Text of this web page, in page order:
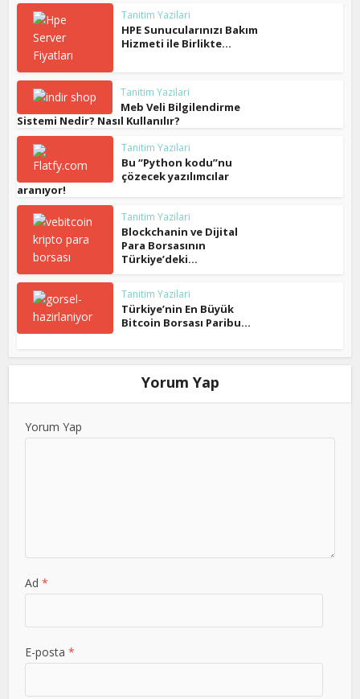
Tanitim Yazilari
HPE Sunucularınızı Bakım
Hizmeti ile Birlikte...
Tanitim Yazilari
Meb Veli Bilgilendirme
Sistemi Nedir? Nasıl Kullanılır?
Tanitim Yazilari
Bu “Python kodu”nu
çözecek yazılımcılar
aranıyor!
Tanitim Yazilari
Blockchanin ve Dijital
Para Borsasının
Türkiye’deki...
Tanitim Yazilari
Türkiye’nin En Büyük
Bitcoin Borsası Paribu...
Yorum Yap
Yorum Yap
Ad*
E-posta*